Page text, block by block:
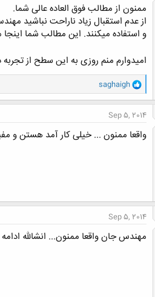
ممنون از مطالب فوق العاده عالی شما.
از عدم استقبال زیاد ناراحت نباشید
و استفاده میکنند. این مطالب شما
امیدوارم منم روزی به این سطح از
و
ا
ک
ش
ه
ا
saghaigh
Sep 5, 2014
واقعا ممنون ... خیلی کار آمد هستن و
Sep 5, 2014
مهندس جان واقعا ممنون... انشالله